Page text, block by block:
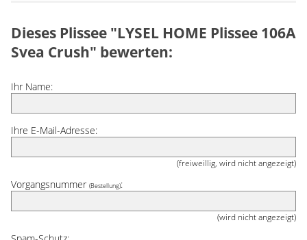
Dieses Plissee "LYSEL HOME Plissee 106A
Svea Crush" bewerten:
Ihr Name:
Ihre E-Mail-Adresse:
(freiweillig, wird nicht angezeigt)
Vorgangsnummer (Bestellung):
(wird nicht angezeigt)